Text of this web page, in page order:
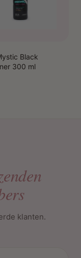
Black
300 ml
klanten.